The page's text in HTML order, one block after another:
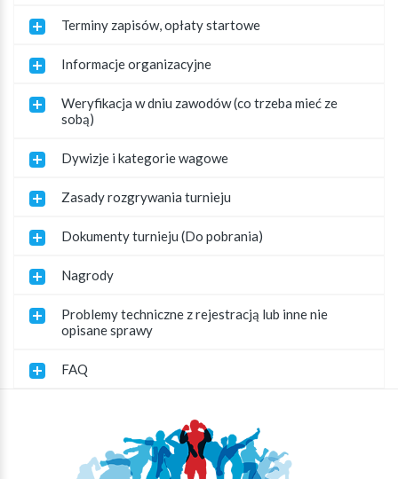
Terminy zapisów, opłaty startowe
Informacje organizacyjne
Weryfikacja w dniu zawodów (co trzeba mieć ze
sobą)
Dywizje i kategorie wagowe
Zasady rozgrywania turnieju
Dokumenty turnieju (Do pobrania)
Nagrody
Problemy techniczne z rejestracją lub inne nie
opisane sprawy
FAQ